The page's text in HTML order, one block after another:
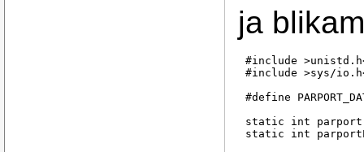
ja
#include
#include >sys/
#define
static int
static int